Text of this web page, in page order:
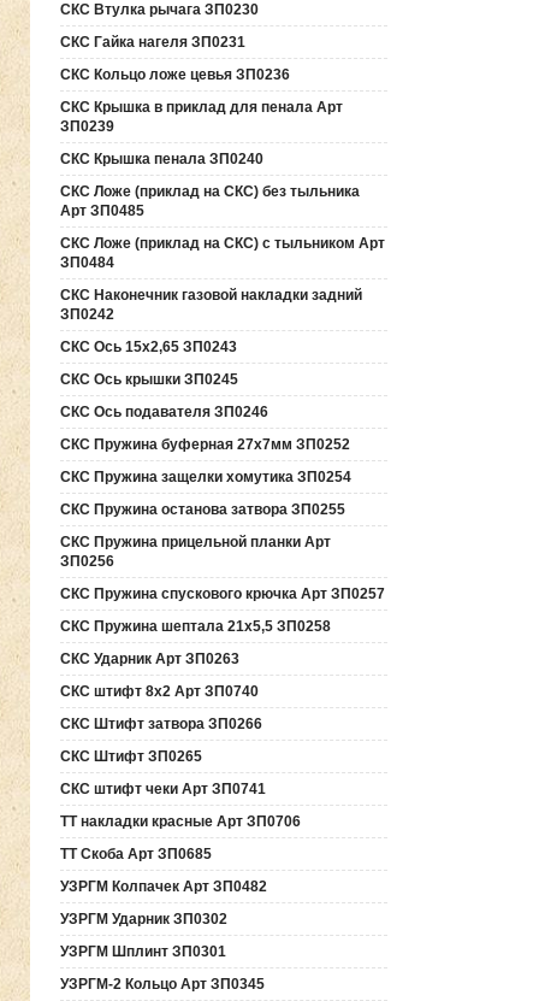
СКС Втулка рычага ЗП0230
СКС Гайка нагеля ЗП0231
СКС Кольцо ложе цевья ЗП0236
СКС Крышка в приклад для пенала Арт
ЗП0239
СКС Крышка пенала ЗП0240
СКС Ложе (приклад на СКС) без тыльника
Арт ЗП0485
СКС Ложе (приклад на СКС) с тыльником Арт
ЗП0484
СКС Наконечник газовой накладки задний
ЗП0242
СКС Ось 15х2,65 ЗП0243
СКС Ось крышки ЗП0245
СКС Ось подавателя ЗП0246
СКС Пружина буферная 27х7мм ЗП0252
СКС Пружина защелки хомутика ЗП0254
СКС Пружина останова затвора ЗП0255
СКС Пружина прицельной планки Арт
ЗП0256
СКС Пружина спускового крючка Арт ЗП0257
СКС Пружина шептала 21х5,5 ЗП0258
СКС Ударник Арт ЗП0263
СКС штифт 8х2 Арт ЗП0740
СКС Штифт затвора ЗП0266
СКС Штифт ЗП0265
СКС штифт чеки Арт ЗП0741
ТТ накладки красные Арт ЗП0706
ТТ Скоба Арт ЗП0685
УЗРГМ Колпачек Арт ЗП0482
УЗРГМ Ударник ЗП0302
УЗРГМ Шплинт ЗП0301
УЗРГМ-2 Кольцо Арт ЗП0345